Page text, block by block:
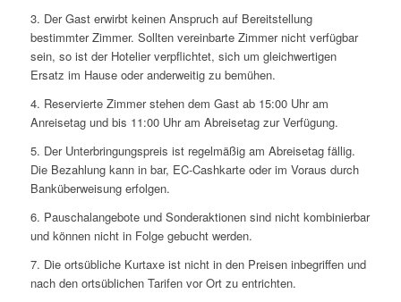
3. Der Gast erwirbt keinen Anspruch auf Bereitstellung
bestimmter Zimmer. Sollten vereinbarte Zimmer nicht verfügbar
sein, so ist der Hotelier verpflichtet, sich um gleichwertigen
Ersatz im Hause oder anderweitig zu bemühen.
4. Reservierte Zimmer stehen dem Gast ab 15:00 Uhr am
Anreisetag und bis 11:00 Uhr am Abreisetag zur Verfügung.
5. Der Unterbringungspreis ist regelmäßig am Abreisetag fällig.
Die Bezahlung kann in bar, EC-Cashkarte oder im Voraus durch
Banküberweisung erfolgen.
6. Pauschalangebote und Sonderaktionen sind nicht kombinierbar
und können nicht in Folge gebucht werden.
7. Die ortsübliche Kurtaxe ist nicht in den Preisen inbegriffen und
nach den ortsüblichen Tarifen vor Ort zu entrichten.